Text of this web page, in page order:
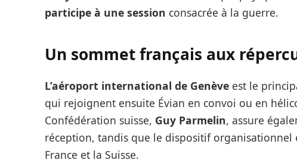
participe à une session consacrée à la guerre.
Un sommet français aux
L’aéroport international de Genève est le
qui rejoignent ensuite Évian en convoi ou en
Confédération suisse, Guy Parmelin, assure
réception, tandis que le dispositif
France et la Suisse.